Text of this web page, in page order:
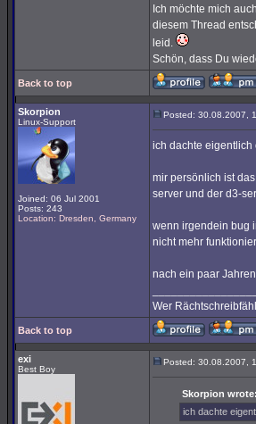
Ich möchte mich
diesem Thread
leid.
Schön, dass Du
Back to top
Skorpion
Linux-Support
Joined: 06 Jul 2001
Posts: 243
Location: Dresden, Germany
Posted: 30.08.2007,
ich dachte eigentlich
mir persönlich ist
server und der d3-
wenn irgendein bug
nicht mehr
nach ein paar
Wer
Back to top
exi
Best Boy
Posted: 30.08.2007,
Skorpion wrote:
ich dachte